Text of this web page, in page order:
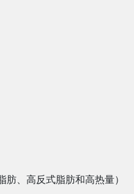
、高反式脂肪和高热量）